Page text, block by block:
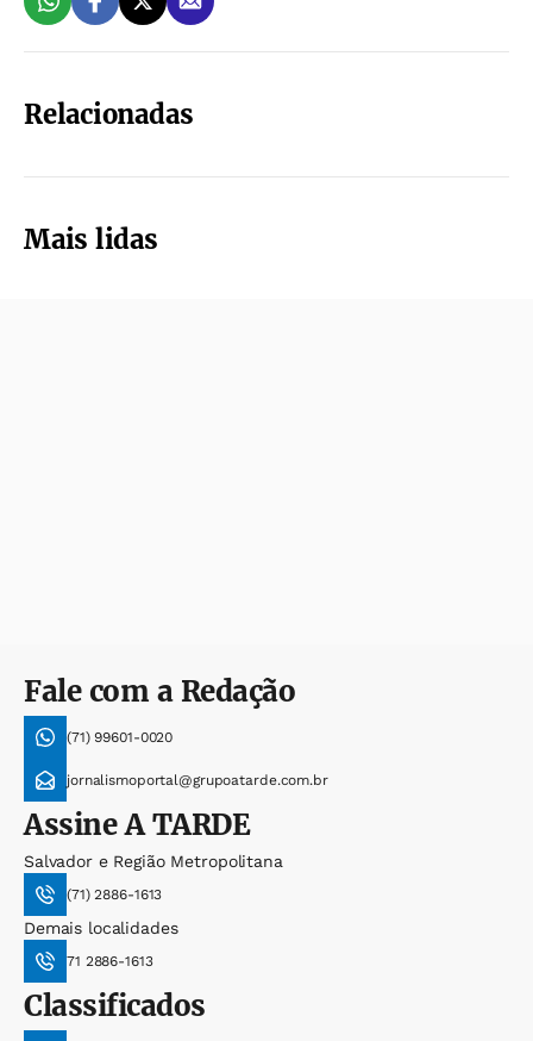
Relacionadas
Mais lidas
Fale com a Redação
(71) 99601-0020
jornalismoportal@grupoatarde.com.br
AssineA TARDE
Salvador e Região Metropolitana
(71) 2886-1613
Demais localidades
71 2886-1613
Classificados